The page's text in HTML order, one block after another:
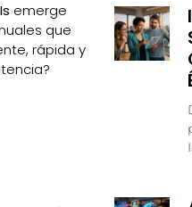
emerge
que
rápida y